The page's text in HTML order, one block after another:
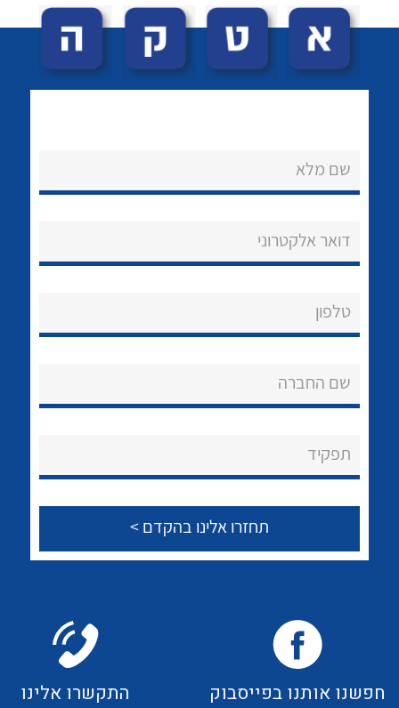
שירותי תמיכה
לכל מוצרי היצרן לכל מוצרי היצרן
לכל מוצרי היצרן לכל מוצרי היצרן
שם מלא
דואר אלקטרוני
טלפון
שם החברה
תפקיד
חפשנו אותנו בפייסבוק התקשרו אלינו